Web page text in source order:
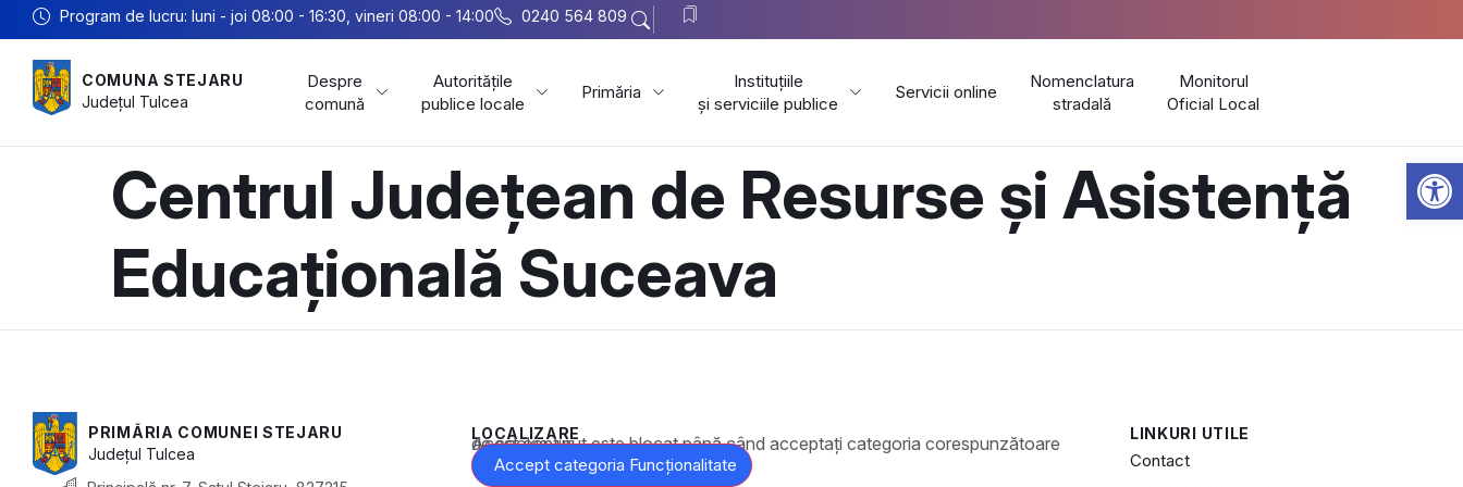
Program de lucru: luni - joi 08:00 - 16:30, vineri 08:00 - 14:00 0240 564 809
COMUNA STEJARU
Județul Tulcea
Despre
comună
Autoritățile
publice locale
Primăria
Instituțiile
și serviciile publice
Servicii online
Nomenclatura
stradală
Monitorul
Oficial Local
Centrul Județean de Resurse și Asistență
Educațională Suceava
PRIMĂRIA COMUNEI STEJARU
Județul Tulcea
LOCALIZARE
Acest conținut este blocat până când acceptați categoria corespunzătoare de cookie-uri.
Accept categoria Funcționalitate
LINKURI UTILE
Contact